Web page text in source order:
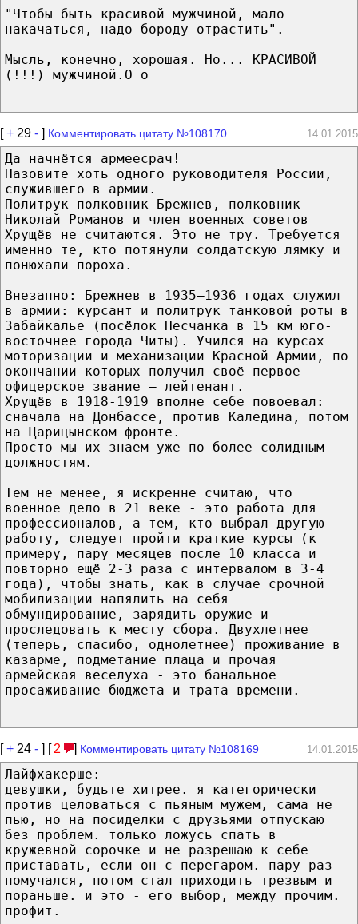
"Чтобы быть красивой мужчиной, мало
накачаться, надо бороду отрастить".
Мысль, конечно, хорошая. Но... КРАСИВОЙ
(!!!) мужчиной.О_о
[+ 29 - ] Комментировать цитату №108170 14.01.2015
Да начнётся армеесрач!
Назовите хоть одного руководителя России,
служившего в армии.
Политрук полковник Брежнев, полковник
Николай Романов и член военных советов
Хрущёв не считаются. Это не тру. Требуется
именно те, кто потянули солдатскую лямку и
понюхали пороха.
----
Внезапно: Брежнев в 1935—1936 годах служил
в армии: курсант и политрук танковой роты в
Забайкалье (посёлок Песчанка в 15 км юго-
восточнее города Читы). Учился на курсах
моторизации и механизации Красной Армии, по
окончании которых получил своё первое
офицерское звание — лейтенант.
Хрущёв в 1918-1919 вполне себе повоевал:
сначала на Донбассе, против Каледина, потом
на Царицынском фронте.
Просто мы их знаем уже по более солидным
должностям.
Тем не менее, я искренне считаю, что
военное дело в 21 веке - это работа для
профессионалов, а тем, кто выбрал другую
работу, следует пройти краткие курсы (к
примеру, пару месяцев после 10 класса и
повторно ещё 2-3 раза с интервалом в 3-4
года), чтобы знать, как в случае срочной
мобилизации напялить на себя
обмундирование, зарядить оружие и
проследовать к месту сбора. Двухлетнее
(теперь, спасибо, однолетнее) проживание в
казарме, подметание плаца и прочая
армейская веселуха - это банальное
просаживание бюджета и трата времени.
[+ 24 - ] [ 2 ] Комментировать цитату №108169 14.01.2015
Лайфхакерше:
девушки, будьте хитрее. я категорически
против целоваться с пьяным мужем, сама не
пью, но на посиделки с друзьями отпускаю
без проблем. только ложусь спать в
кружевной сорочке и не разрешаю к себе
приставать, если он с перегаром. пару раз
помучался, потом стал приходить трезвым и
пораньше. и это - его выбор, между прочим.
профит.